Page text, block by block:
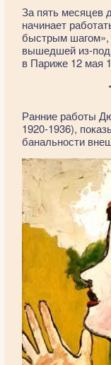
За пять месяцев
начинает
быстрым шагом»,
вышедшей из-
в Париже 12 мая
Ранние работы
1920-1936),
банальности